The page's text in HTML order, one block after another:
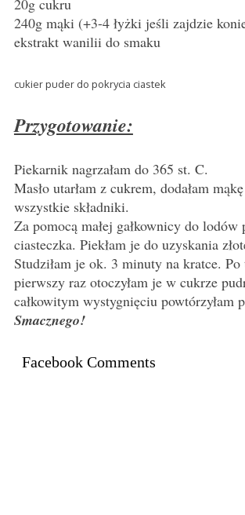
20g cukru
240g mąki (+3-4 łyżki jeśli zajdzie
ekstrakt wanilii do smaku
cukier puder do pokrycia ciastek
Przygotowanie:
Piekarnik nagrzałam do 365 st. C.
Masło utarłam z cukrem, dodałam
wszystkie składniki.
Za pomocą małej gałkownicy do lodów
ciasteczka. Piekłam je do uzyskania
Studziłam je ok. 3 minuty na kratce. Po
pierwszy raz otoczyłam je w cukrze
całkowitym wystygnięciu powtórzyłam
Smacznego!
Facebook Comments